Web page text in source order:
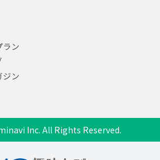
ラン
ジン
Inc. All Rights Reserved.